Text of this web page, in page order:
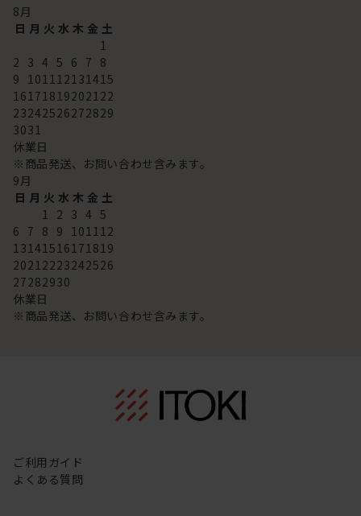
8 月
日 月 火 水 木 金 土
1
2 3 4 5 6 7 8
9
10 11 12 13 14 15
16 17 18 192021 22
23242526272829
3031
休業日
※商品発送、お問い合わせ含みます。
9 月
日 月 火 水 木 金 土
1
2 3 4 5
6 7 8 9 10 11 12
13 14 15 16 17 18 19
2021 2223242526
27282930
休業日
※商品発送、お問い合わせ含みます。
ご利用ガイド
よくある質問